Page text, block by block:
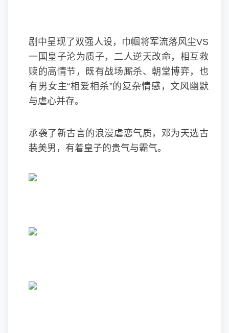
剧中呈现了双强人设，巾帼将军流落风尘VS
一国皇子沦为质子，二人逆天改命，相互救
赎的高情节，既有战场厮杀、朝堂博弈，也
有男女主“相爱相杀”的复杂情感，文风幽默
与虐心并存。
承袭了新古言的浪漫虐恋气质，邓为天选古
装美男，有着皇子的贵气与霸气。